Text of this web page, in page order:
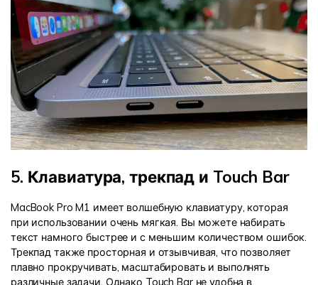
5. Клавиатура, трекпад и Touch Bar
MacBook Pro M1 имеет волшебную клавиатуру, которая
при использовании очень мягкая. Вы можете набирать
текст намного быстрее и с меньшим количеством ошибок.
Трекпад также просторная и отзывчивая, что позволяет
плавно прокручивать, масштабировать и выполнять
различные задачи. Однако Touch Bar не удобна в